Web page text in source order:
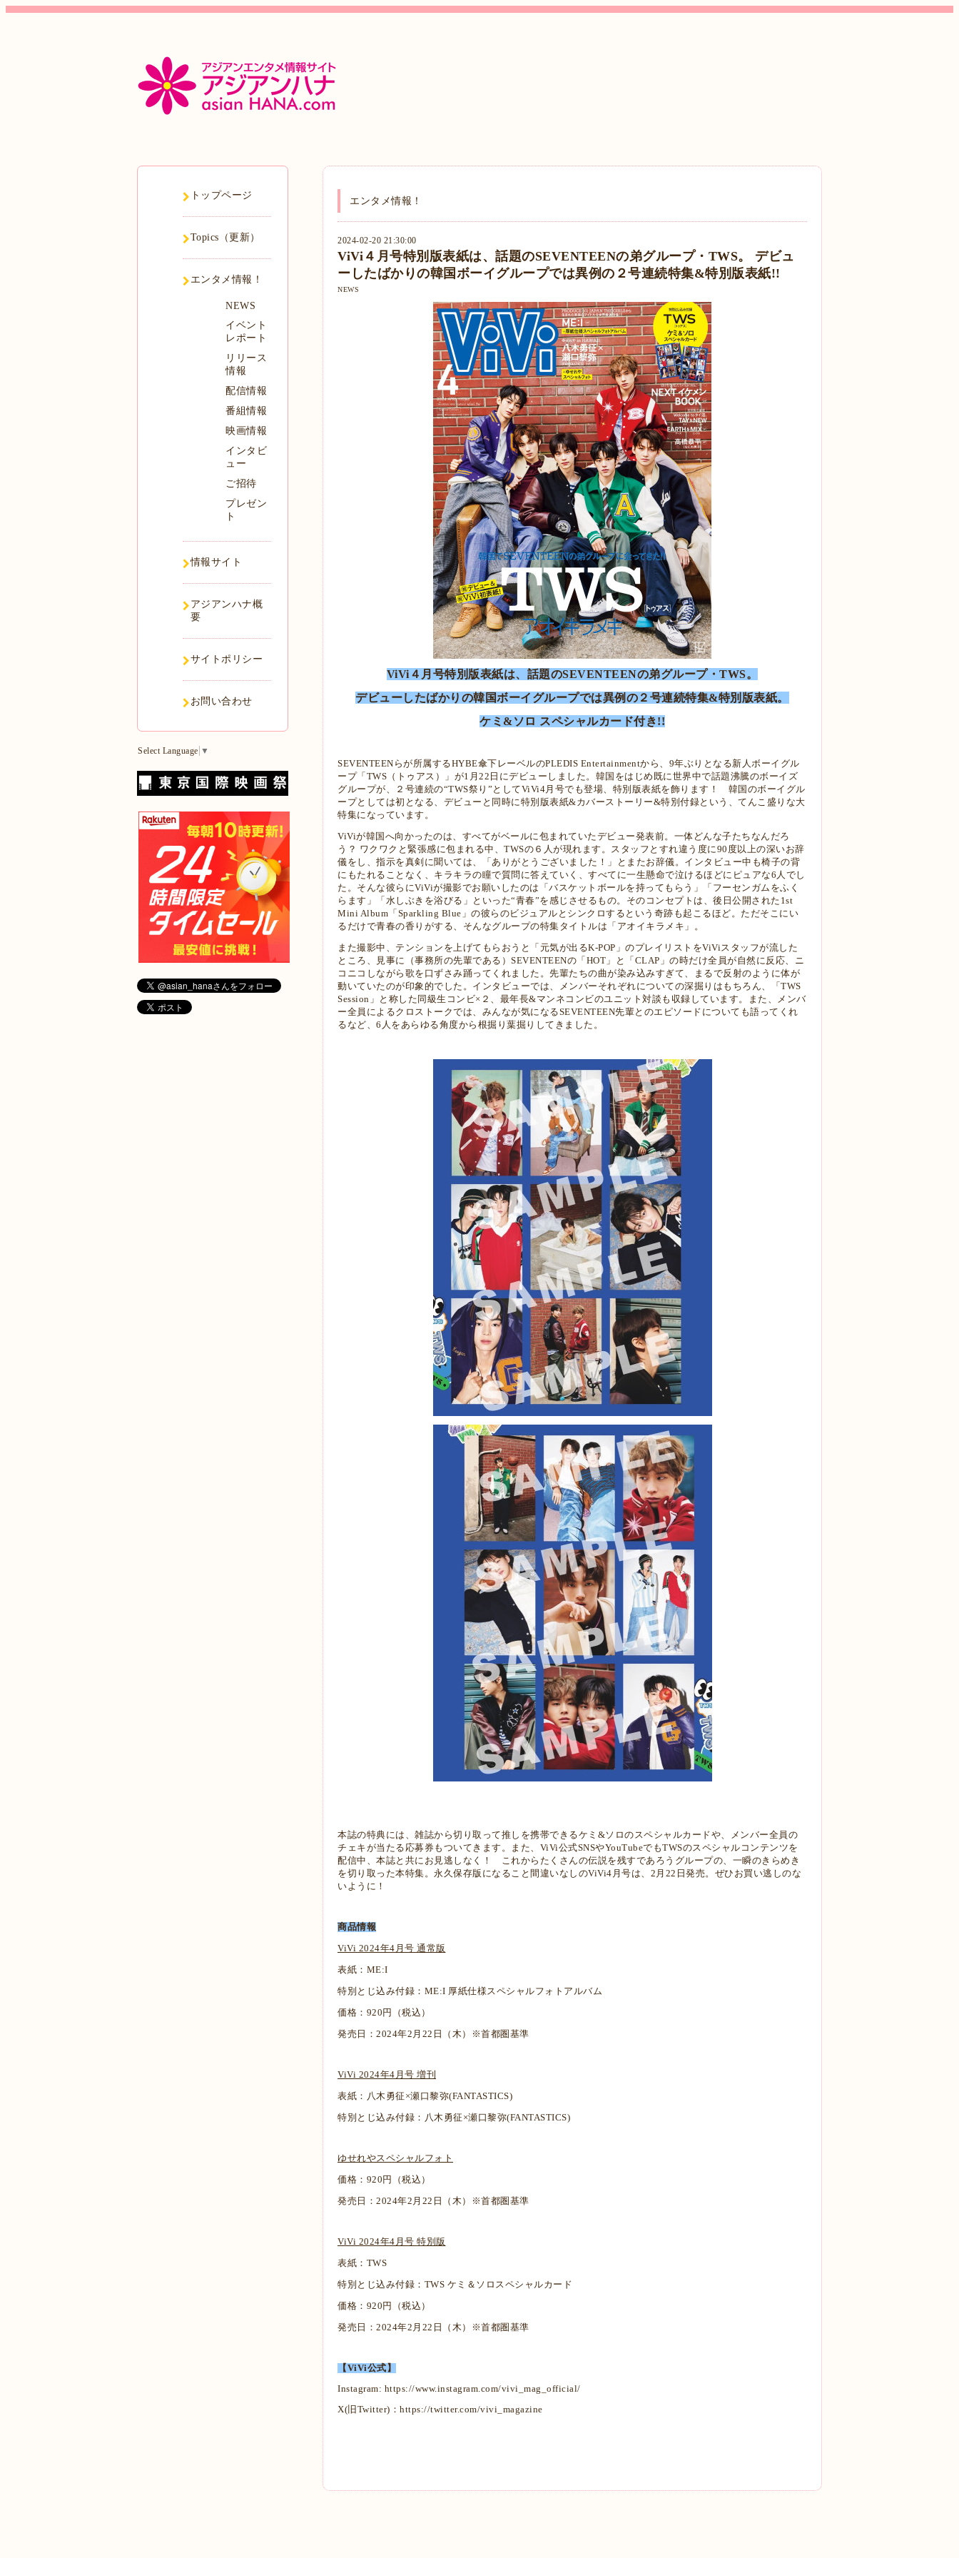
エンタメ情報！
2024-02-20 21:30:00
ViVi４月号特別版表紙は、話題のSEVENTEENの弟グループ・TWS。 デビュ
ーしたばかりの韓国ボーイグループでは異例の２号連続特集&特別版表紙!!
NEWS
ViVi４月号特別版表紙は、話題のSEVENTEENの弟グループ・TWS。
デビューしたばかりの韓国ボーイグループでは異例の２号連続特集&特別版表紙。
ケミ&ソロ スペシャルカード付き!!
SEVENTEENらが所属するHYBE傘下レーベルのPLEDIS Entertainmentから、9年ぶりとなる新人ボーイグル
ープ「TWS（トゥアス）」が1月22日にデビューしました。韓国をはじめ既に世界中で話題沸騰のボーイズ
グループが、２号連続の“TWS祭り”としてViVi4月号でも登場、特別版表紙を飾ります！ 韓国のボーイグル
ープとしては初となる、デビューと同時に特別版表紙&カバーストーリー&特別付録という、てんこ盛りな大
特集になっています。
ViViが韓国へ向かったのは、すべてがベールに包まれていたデビュー発表前。一体どんな子たちなんだろ
う？ ワクワクと緊張感に包まれる中、TWSの６人が現れます。スタッフとすれ違う度に90度以上の深いお辞
儀をし、指示を真剣に聞いては、「ありがとうございました！」とまたお辞儀。インタビュー中も椅子の背
にもたれることなく、キラキラの瞳で質問に答えていく、すべてに一生懸命で泣けるほどにピュアな6人でし
た。そんな彼らにViViが撮影でお願いしたのは「バスケットボールを持ってもらう」「フーセンガムをふく
らます」「水しぶきを浴びる」といった“青春”を感じさせるもの。そのコンセプトは、後日公開された1st
Mini Album「Sparkling Blue」の彼らのビジュアルとシンクロするという奇跡も起こるほど。ただそこにい
るだけで青春の香りがする、そんなグループの特集タイトルは「アオイキラメキ」。
また撮影中、テンションを上げてもらおうと「元気が出るK-POP」のプレイリストをViViスタッフが流した
ところ、見事に（事務所の先輩である）SEVENTEENの「HOT」と「CLAP」の時だけ全員が自然に反応、ニ
コニコしながら歌を口ずさみ踊ってくれました。先輩たちの曲が染み込みすぎて、まるで反射のように体が
動いていたのが印象的でした。インタビューでは、メンバーそれぞれについての深掘りはもちろん、「TWS
Session」と称した同級生コンビ×２、最年長&マンネコンビのユニット対談も収録しています。また、メンバ
ー全員によるクロストークでは、みんなが気になるSEVENTEEN先輩とのエピソードについても語ってくれ
るなど、6人をあらゆる角度から根掘り葉掘りしてきました。
本誌の特典には、雑誌から切り取って推しを携帯できるケミ&ソロのスペシャルカードや、メンバー全員の
チェキが当たる応募券もついてきます。また、ViVi公式SNSやYouTubeでもTWSのスペシャルコンテンツを
配信中、本誌と共にお見逃しなく！ これからたくさんの伝説を残すであろうグループの、一瞬のきらめき
を切り取った本特集。永久保存版になること間違いなしのViVi4月号は、2月22日発売。ぜひお買い逃しのな
いように！
商品情報
ViVi 2024年4⽉号 通常版
表紙：ME:I
特別とじ込み付録：ME:I 厚紙仕様スペシャルフォトアルバム
価格：920円（税込）
発売⽇：2024年2⽉22⽇（木）※⾸都圏基準
ViVi 2024年4⽉号 増刊
表紙：八木勇征×瀬口黎弥(FANTASTICS)
特別とじ込み付録：八木勇征×瀬口黎弥(FANTASTICS)
ゆせれやスペシャルフォト
価格：920円（税込）
発売⽇：2024年2⽉22⽇（木）※⾸都圏基準
ViVi 2024年4⽉号 特別版
表紙：TWS
特別とじ込み付録：TWS ケミ＆ソロスペシャルカード
価格：920円（税込）
発売⽇：2024年2⽉22⽇（木）※⾸都圏基準
【ViVi公式】
Instagram: https://www.instagram.com/vivi_mag_official/
X(旧Twitter)： https://twitter.com/vivi_magazine
トップページ
Topics（更新）
エンタメ情報！
NEWS
イベント
レポート
リリース
情報
配信情報
番組情報
映画情報
インタビ
ュー
ご招待
プレゼン
ト
情報サイト
アジアンハナ概
要
サイトポリシー
お問い合わせ
Select Language ▼